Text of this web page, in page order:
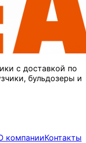
с доставкой по
бульдозеры и
компанииКонтакты